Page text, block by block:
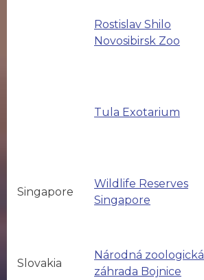
Rostislav Shilo
Novosibirsk Zoo
Tula Exotarium
Singapore
Wildlife Reserves
Singapore
Slovakia
Národná zoologická
záhrada Bojnice